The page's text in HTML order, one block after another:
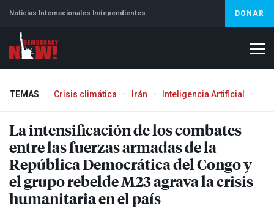
Noticias Internacionales Independientes DONAR
TEMAS Crisis climática Irán Inteligencia Artificial
La intensificación de los combates
entre las fuerzas armadas de la
República Democrática del Congo y
el grupo rebelde M23 agrava la crisis
humanitaria en el país